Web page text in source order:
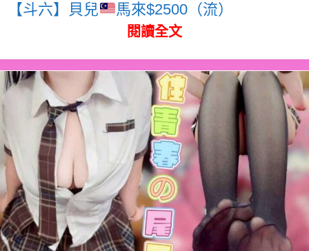
【斗六】貝兒 馬來$2500（流）
閱讀全文